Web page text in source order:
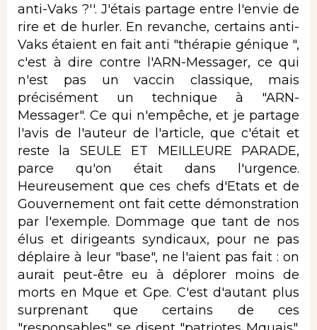
anti-Vaks ?''. J'étais partage entre l'envie de
rire et de hurler. En revanche, certains anti-
Vaks étaient en fait anti "thérapie génique ",
c'est à dire contre l'ARN-Messager, ce qui
n'est pas un vaccin classique, mais
précisément un technique à "ARN-
Messager". Ce qui n'empêche, et je partage
l'avis de l'auteur de l'article, que c'était et
reste la SEULE ET MEILLEURE PARADE,
parce qu'on était dans l'urgence.
Heureusement que ces chefs d'Etats et de
Gouvernement ont fait cette démonstration
par l'exemple. Dommage que tant de nos
élus et dirigeants syndicaux, pour ne pas
déplaire à leur "base", ne l'aient pas fait : on
aurait peut-être eu à déplorer moins de
morts en Mque et Gpe. C'est d'autant plus
surprenant que certains de ces